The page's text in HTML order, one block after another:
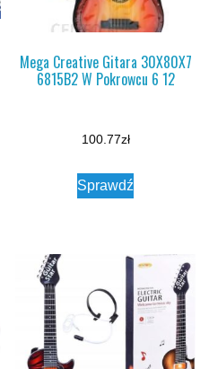
Mega Creative Gitara 30X80X7
6815B2 W Pokrowcu 6 12
100.77zł
Sprawdź